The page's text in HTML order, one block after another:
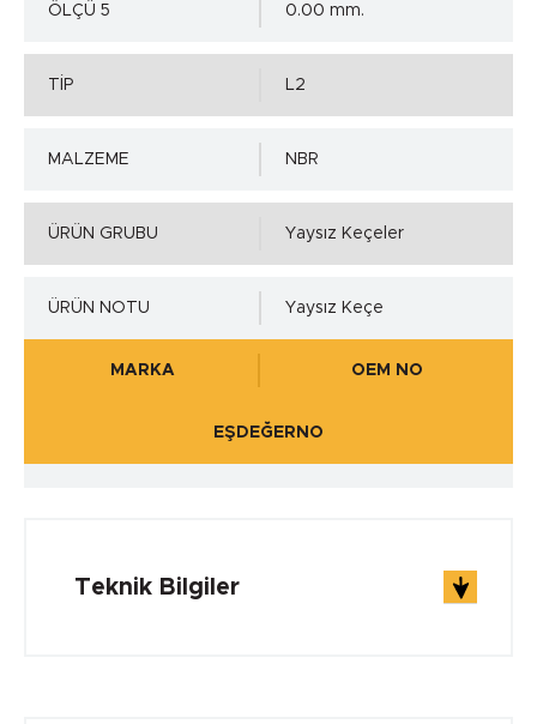
ÖLÇÜ 5 0.00 mm.
TİP L2
MALZEME NBR
ÜRÜN GRUBU Yaysız Keçeler
ÜRÜN NOTU Yaysız Keçe
MARKA OEM NO
EŞDEĞERNO
Teknik Bilgiler